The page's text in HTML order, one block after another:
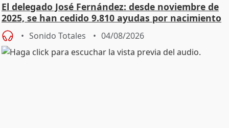
El delegado José Fernández: desde noviembre de
2025, se han cedido 9.810 ayudas por nacimiento
Sonido Totales 04/08/2026